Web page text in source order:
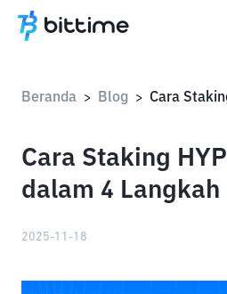
Beranda > Blog >
Cara Staking
dalam 4 Langkah
2025-11-18